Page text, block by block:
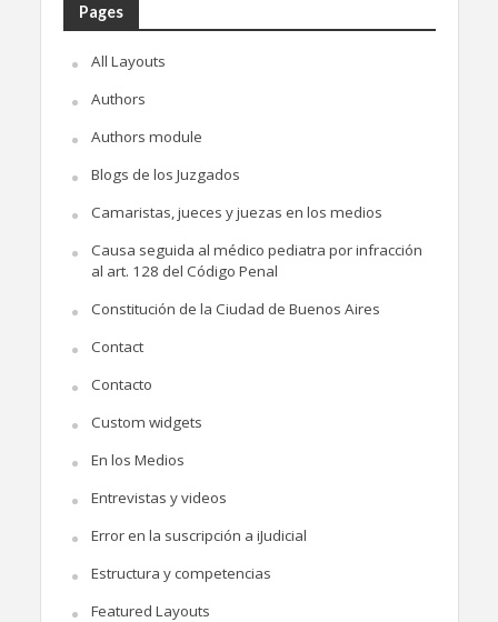
Pages
All Layouts
Authors
Authors module
Blogs de los Juzgados
Camaristas, jueces y juezas en los medios
Causa seguida al médico pediatra por infracción
al art. 128 del Código Penal
Constitución de la Ciudad de Buenos Aires
Contact
Contacto
Custom widgets
En los Medios
Entrevistas y videos
Error en la suscripción a iJudicial
Estructura y competencias
Featured Layouts